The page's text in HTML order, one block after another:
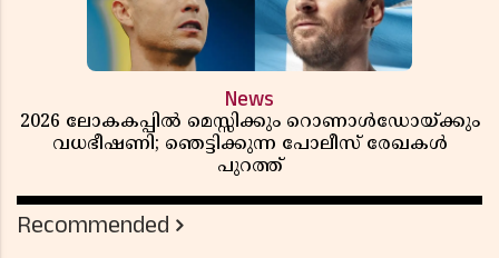
News
2026 ലോകകപ്പിൽ മെസ്സിക്കും റൊണാൾഡോയ്ക്കും
വധഭീഷണി; ഞെട്ടിക്കുന്ന പോലീസ് രേഖകൾ
പുറത്ത്
Recommended